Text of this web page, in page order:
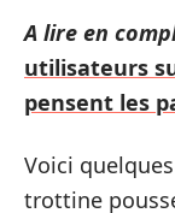
A lire en
utilisateurs
pensent les
Voici
trottine